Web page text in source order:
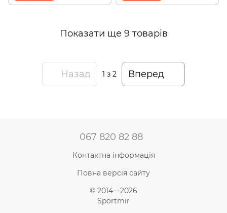
Показати ще 9 товарів
Назад 1 з 2 Вперед
067 820 82 88
Контактна інформація
Повна версія сайту
© 2014—2026
Sportmir